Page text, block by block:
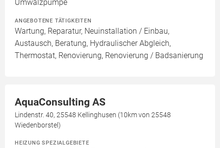
Umwälzpumpe
ANGEBOTENE TÄTIGKEITEN
Wartung, Reparatur, Neuinstallation / Einbau,
Austausch, Beratung, Hydraulischer Abgleich,
Thermostat, Renovierung, Renovierung / Badsanierung
AquaConsulting AS
Lindenstr. 40, 25548 Kellinghusen (10km von 25548
Wiedenborstel)
HEIZUNG SPEZIALGEBIETE